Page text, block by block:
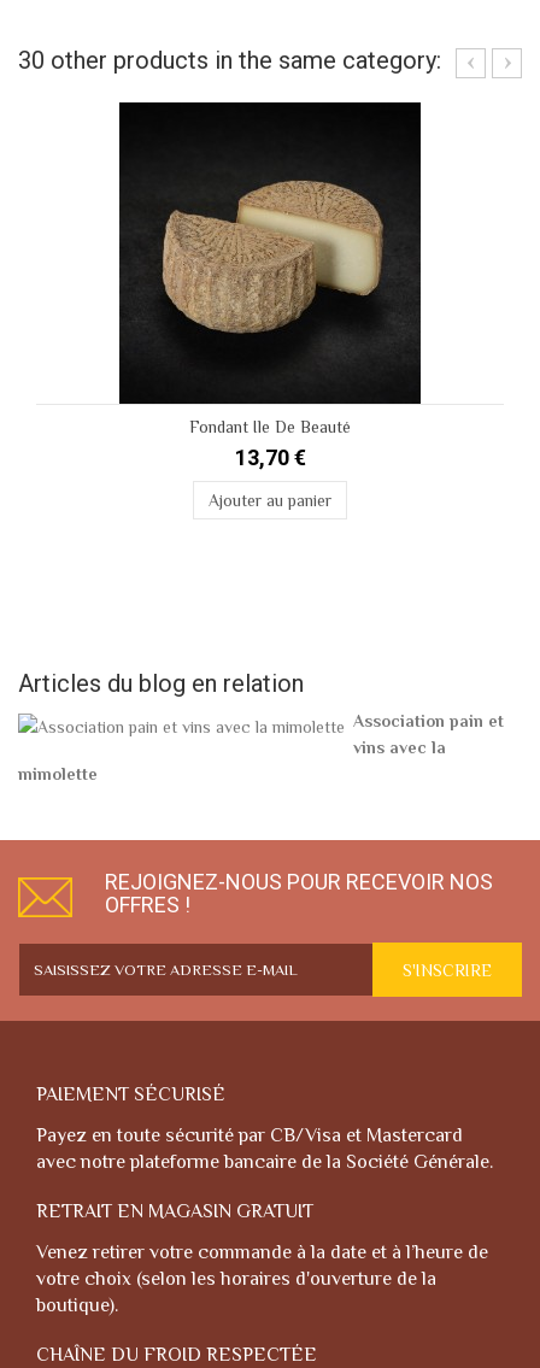
30 other products in the same category:
Fondant Ile De Beauté
13,70 €
Ajouter au panier
Articles du blog en relation
Association pain et
vins avec la
mimolette
REJOIGNEZ-NOUS POUR RECEVOIR NOS
OFFRES !
S'INSCRIRE
PAIEMENT SÉCURISÉ
Payez en toute sécurité par CB/Visa et Mastercard
avec notre plateforme bancaire de la Société Générale.
RETRAIT EN MAGASIN GRATUIT
Venez retirer votre commande à la date et à l’heure de
votre choix (selon les horaires d'ouverture de la
boutique).
CHAÎNE DU FROID RESPECTÉE